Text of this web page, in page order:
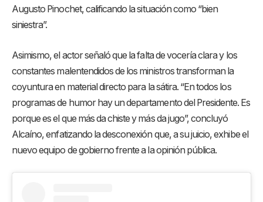
Augusto Pinochet, calificando la situación como “bien
siniestra”.
Asimismo, el actor señaló que la falta de vocería clara y los
constantes malentendidos de los ministros transforman la
coyuntura en material directo para la sátira. “En todos los
programas de humor hay un departamento del Presidente. Es
porque es el que más da chiste y más da jugo”, concluyó
Alcaíno, enfatizando la desconexión que, a su juicio, exhibe el
nuevo equipo de gobierno frente a la opinión pública.